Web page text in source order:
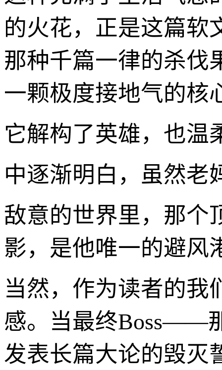
的火花，正是这篇软
那种千篇一律的杀伐
一颗极度接地气的核
它解构了英雄，也
中逐渐明白，虽然老
敌意的世界里，那个
影，是他唯一的避风
当然，作为读者的我
感。当最终Boss——
发表长篇大论的毁灭